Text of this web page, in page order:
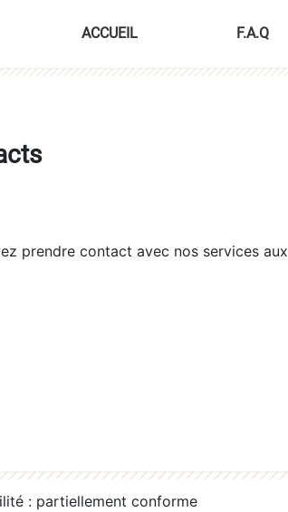
ACCUEIL F.A.Q
prendre contact avec nos services aux
: partiellement conforme